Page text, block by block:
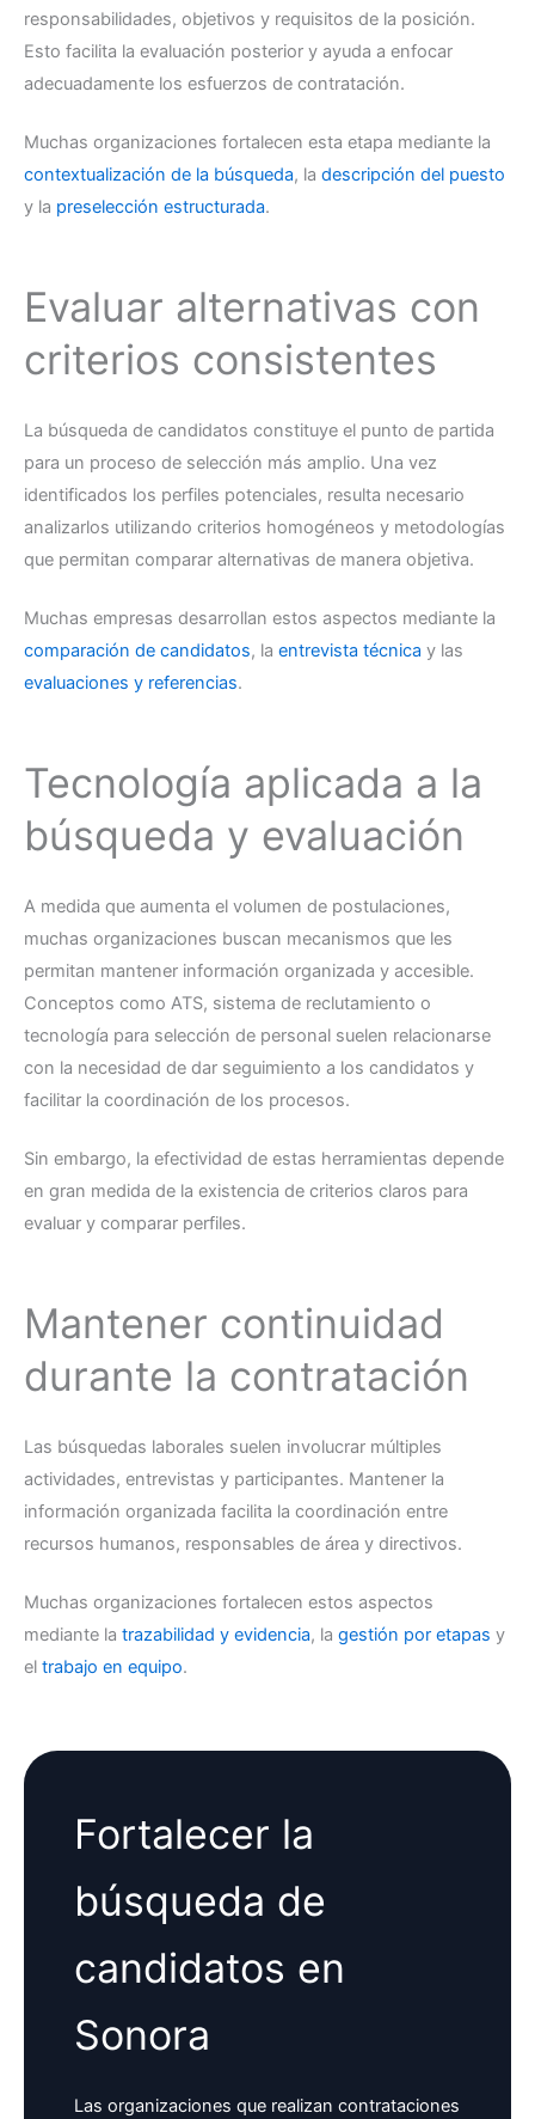
responsabilidades, objetivos y requisitos de la posición.
Esto facilita la evaluación posterior y ayuda a enfocar
adecuadamente los esfuerzos de contratación.
Muchas organizaciones fortalecen esta etapa mediante la
contextualización de la búsqueda, la descripción del puesto
y la preselección estructurada.
Evaluar alternativas con
criterios consistentes
La búsqueda de candidatos constituye el punto de partida
para un proceso de selección más amplio. Una vez
identificados los perfiles potenciales, resulta necesario
analizarlos utilizando criterios homogéneos y metodologías
que permitan comparar alternativas de manera objetiva.
Muchas empresas desarrollan estos aspectos mediante la
comparación de candidatos, la entrevista técnica y las
evaluaciones y referencias.
Tecnología aplicada a la
búsqueda y evaluación
A medida que aumenta el volumen de postulaciones,
muchas organizaciones buscan mecanismos que les
permitan mantener información organizada y accesible.
Conceptos como ATS, sistema de reclutamiento o
tecnología para selección de personal suelen relacionarse
con la necesidad de dar seguimiento a los candidatos y
facilitar la coordinación de los procesos.
Sin embargo, la efectividad de estas herramientas depende
en gran medida de la existencia de criterios claros para
evaluar y comparar perfiles.
Mantener continuidad
durante la contratación
Las búsquedas laborales suelen involucrar múltiples
actividades, entrevistas y participantes. Mantener la
información organizada facilita la coordinación entre
recursos humanos, responsables de área y directivos.
Muchas organizaciones fortalecen estos aspectos
mediante la trazabilidad y evidencia, la gestión por etapas y
el trabajo en equipo.
Fortalecer la
búsqueda de
candidatos en
Sonora
Las organizaciones que realizan contrataciones